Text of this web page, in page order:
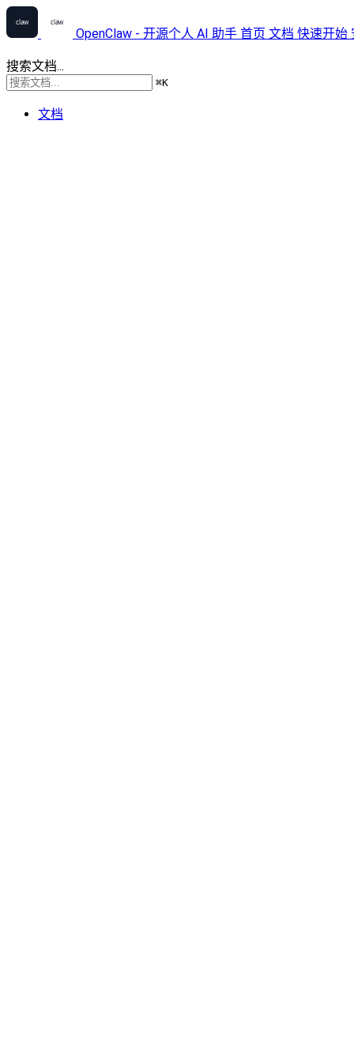
OpenClaw - 开源个人 AI 助手 首页 文档 快速开始
搜索文档...
⌘K
文档